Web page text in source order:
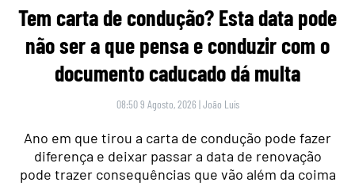
Tem carta de condução? Esta data pode
não ser a que pensa e conduzir com o
documento caducado dá multa
08:50 9 Agosto, 2026 |João Luís
Ano em que tirou a carta de condução pode fazer
diferença e deixar passar a data de renovação
pode trazer consequências que vão além da coima